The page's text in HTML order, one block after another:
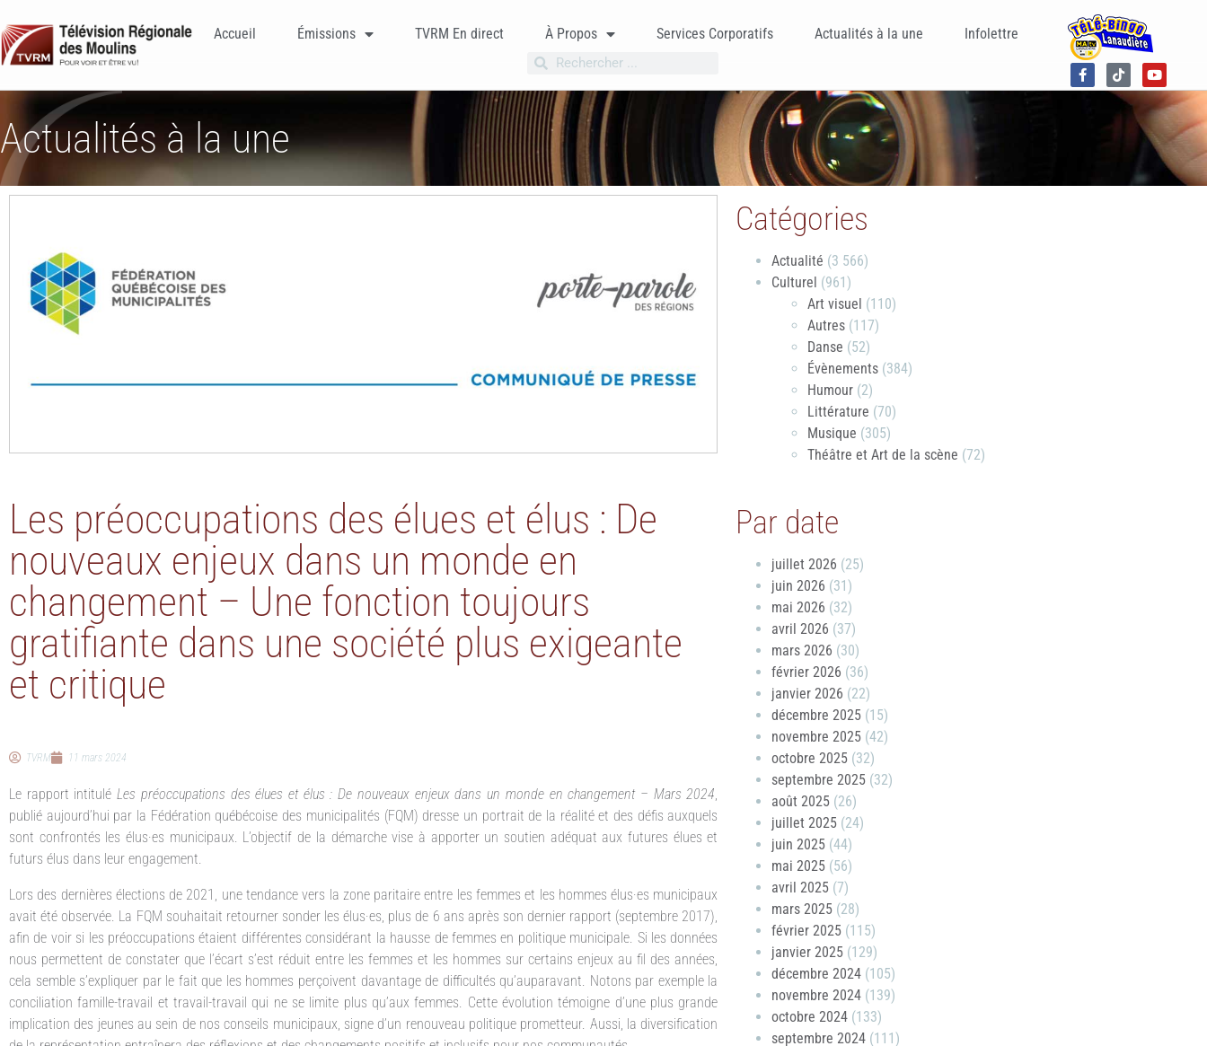
Accueil Émissions TVRM En direct À Propos Services Corporatifs Actualités à la une Infolettre
Actualités à la une
Les préoccupations des élues et élus : De
nouveaux enjeux dans un monde en
changement – Une fonction toujours
gratifiante dans une société plus exigeante
et critique
TVRM 11 mars 2024
Le rapport intituléLes préoccupations des élues et élus : De nouveaux enjeux dans un monde en changement – Mars 2024,
publié aujourd’hui par la Fédération québécoise des municipalités (FQM) dresse un portrait de la réalité et des défis auxquels
sont confrontés les élus·es municipaux. L’objectif de la démarche vise à apporter un soutien adéquat aux futures élues et
futurs élus dans leur engagement.
Lors des dernières élections de 2021, une tendance vers la zone paritaire entre les femmes et les hommes élus·es municipaux
avait été observée. La FQM souhaitait retourner sonder les élus·es, plus de 6 ans après son dernier rapport (septembre 2017),
afin de voir si les préoccupations étaient différentes considérant la hausse de femmes en politique municipale. Si les données
nous permettent de constater que l’écart s’est réduit entre les femmes et les hommes sur certains enjeux au fil des années,
cela semble s’expliquer par le fait que les hommes perçoivent davantage de difficultés qu’auparavant. Notons par exemple la
conciliation famille-travail et travail-travail qui ne se limite plus qu’aux femmes. Cette évolution témoigne d’une plus grande
implication des jeunes au sein de nos conseils municipaux, signe d’un renouveau politique prometteur. Aussi, la diversification
Catégories
Actualité (3 566)
Culturel (961)
Art visuel (110)
Autres (117)
Danse (52)
Évènements (384)
Humour (2)
Littérature (70)
Musique (305)
Théâtre et Art de la scène (72)
Par date
juillet 2026 (25)
juin 2026 (31)
mai 2026 (32)
avril 2026 (37)
mars 2026 (30)
février 2026 (36)
janvier 2026 (22)
décembre 2025 (15)
novembre 2025 (42)
octobre 2025 (32)
septembre 2025 (32)
août 2025 (26)
juillet 2025 (24)
juin 2025 (44)
mai 2025 (56)
avril 2025 (7)
mars 2025 (28)
février 2025 (115)
janvier 2025 (129)
décembre 2024 (105)
novembre 2024 (139)
octobre 2024 (133)
septembre 2024 (111)